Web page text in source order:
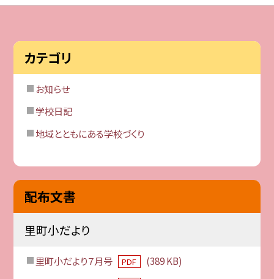
カテゴリ
お知らせ
学校日記
地域とともにある学校づくり
配布文書
里町小だより
里町小だより７月号 PDF
(389 KB)